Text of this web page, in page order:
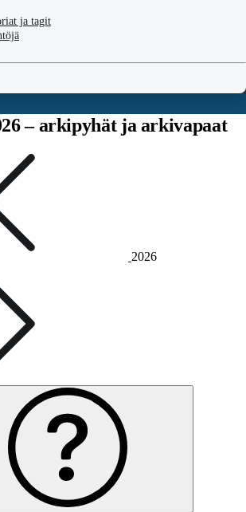
ja tagit
– arkipyhät ja arkivapaat
2026